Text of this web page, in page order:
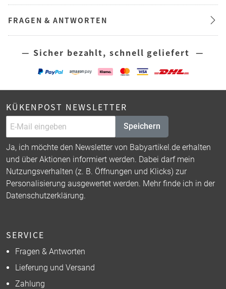
FRAGEN & ANTWORTEN
— Sicher bezahlt, schnell geliefert —
KÜKENPOST NEWSLETTER
Speichern
Ja, ich möchte den Newsletter von Babyartikel.de erhalten
und über Aktionen informiert werden. Dabei darf mein
Nutzungsverhalten (z. B. Öffnungen und Klicks) zur
Personalisierung ausgewertet werden. Mehr finde ich in der
Datenschutzerklärung.
SERVICE
Fragen & Antworten
Lieferung und Versand
Zahlung